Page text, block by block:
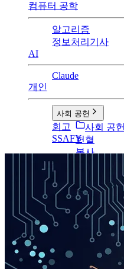
컴퓨터 공학
알고리즘
정보처리기사
AI
Claude
개인
사회 공헌
사회 공헌
헌혈
봉사
회고
SSAFY